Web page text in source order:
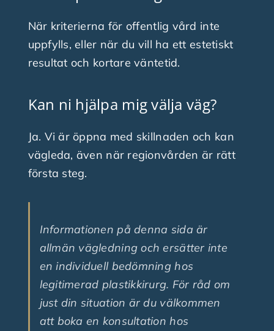
När kriterierna för offentlig vård inte
uppfylls, eller när du vill ha ett estetiskt
resultat och kortare väntetid.
Kan ni hjälpa mig välja väg?
Ja. Vi är öppna med skillnaden och kan
vägleda, även när regionvården är rätt
första steg.
Informationen på denna sida är
allmän vägledning och ersätter inte
en individuell bedömning hos
legitimerad plastikkirurg. För råd om
just din situation är du välkommen
att boka en konsultation hos